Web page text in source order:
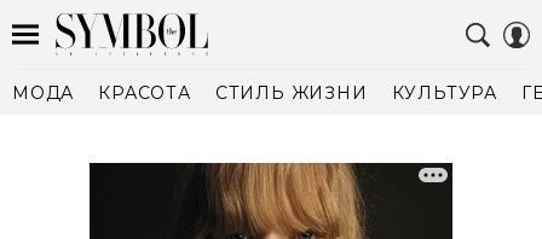
МОДА КРАСОТА СТИЛЬ ЖИЗНИ КУЛЬТУРА